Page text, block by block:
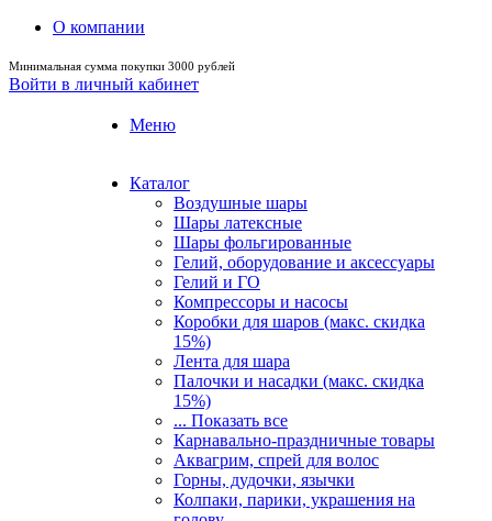
О компании
Минимальная сумма покупки 3000 рублей
Войти в личный кабинет
Меню
Каталог
Воздушные шары
Шары латексные
Шары фольгированные
Гелий, оборудование и аксессуары
Гелий и ГО
Компрессоры и насосы
Коробки для шаров (макс. скидка
15%)
Лента для шара
Палочки и насадки (макс. скидка
15%)
... Показать все
Карнавально-праздничные товары
Аквагрим, спрей для волос
Горны, дудочки, язычки
Колпаки, парики, украшения на